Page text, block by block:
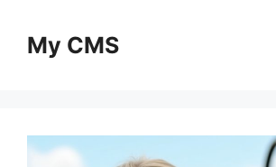
contentMy CMS